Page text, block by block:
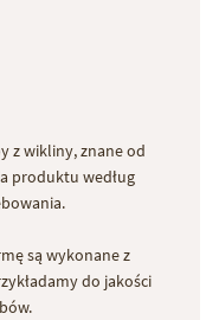
z wikliny, znane od
produktu według
są wykonane z
do jakości